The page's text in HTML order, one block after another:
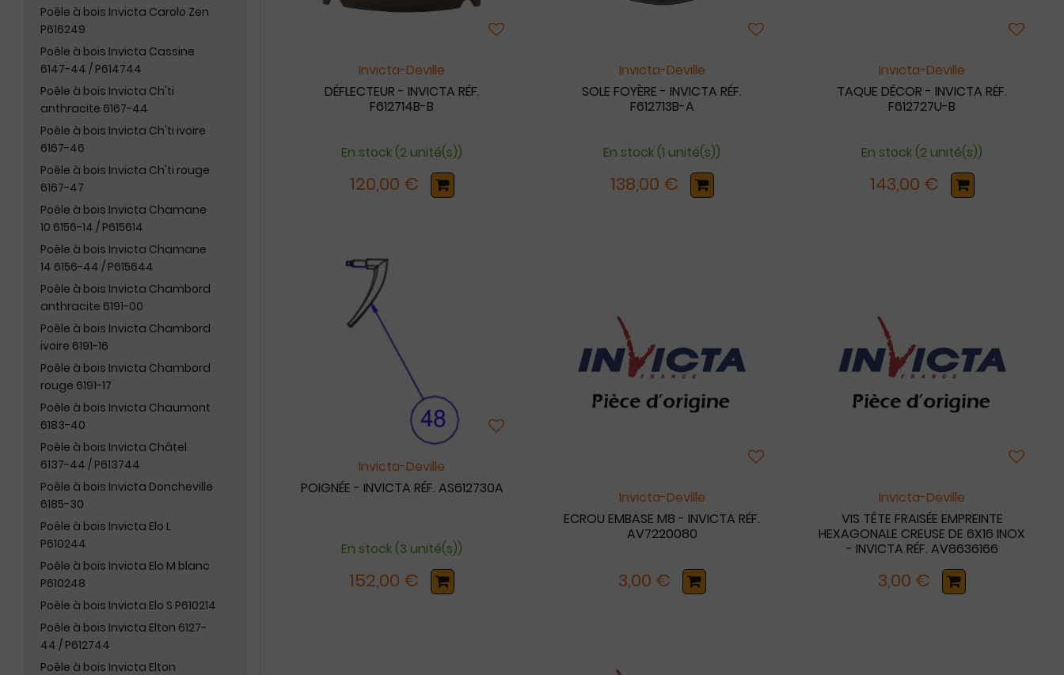
Poêle à bois Invicta Carolo Zen
P616249
Poêle à bois Invicta Cassine
6147-44 / P614744
Poêle à bois Invicta Ch'ti
anthracite 6167-44
Poêle à bois Invicta Ch'ti ivoire
6167-46
Poêle à bois Invicta Ch'ti rouge
6167-47
Poêle à bois Invicta Chamane
10 6156-14 / P615614
Poêle à bois Invicta Chamane
14 6156-44 / P615644
Poêle à bois Invicta Chambord
anthracite 6191-00
Poêle à bois Invicta Chambord
ivoire 6191-16
Poêle à bois Invicta Chambord
rouge 6191-17
Poêle à bois Invicta Chaumont
6183-40
Poêle à bois Invicta Châtel
6137-44 / P613744
Poêle à bois Invicta Doncheville
6185-30
Poêle à bois Invicta Elo L
P610244
Poêle à bois Invicta Elo M blanc
P610248
Poêle à bois Invicta Elo S P610214
Poêle à bois Invicta Elton 6127-
44 / P612744
Poêle à bois Invicta Elton
Invicta-Deville
DÉFLECTEUR - INVICTA RÉF.
F612714B-B
En stock (2 unité(s))
120,00 €
Invicta-Deville
SOLE FOYÈRE - INVICTA RÉF.
F612713B-A
En stock (1 unité(s))
138,00 €
Invicta-Deville
TAQUE DÉCOR - INVICTA RÉF.
F612727U-B
En stock (2 unité(s))
143,00 €
Invicta-Deville
POIGNÉE - INVICTA RÉF. AS612730A
En stock (3 unité(s))
152,00 €
Invicta-Deville
ECROU EMBASE M8 - INVICTA RÉF.
AV7220080
3,00 €
Invicta-Deville
VIS TÊTE FRAISÉE EMPREINTE
HEXAGONALE CREUSE DE 6X16 INOX
- INVICTA RÉF. AV8636166
3,00 €